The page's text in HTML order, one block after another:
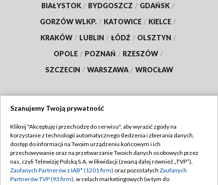
BIAŁYSTOK / BYDGOSZCZ / GDAŃSK /
GORZÓW WLKP. / KATOWICE / KIELCE /
KRAKÓW / LUBLIN / ŁÓDŹ / OLSZTYN /
OPOLE / POZNAŃ / RZESZÓW /
SZCZECIN / WARSZAWA / WROCŁAW
TVP
Abonament TVP
Emisja w TVP
Regulamin TVP
Polityka prywatności
Szanujemy Twoją prywatność
Kliknij "Akceptuję i przechodzę do serwisu", aby wyrazić zgody na
korzystanie z technologii automatycznego śledzenia i zbierania danych,
dostęp do informacji na Twoim urządzeniu końcowym i ich
przechowywanie oraz na przetwarzanie Twoich danych osobowych przez
nas, czyli Telewizję Polską S.A. w likwidacji (zwaną dalej również „TVP”),
Zaufanych Partnerów z IAB* (1201 firm) oraz pozostałych Zaufanych
Partnerów TVP (93 firm), w celach marketingowych (w tym do